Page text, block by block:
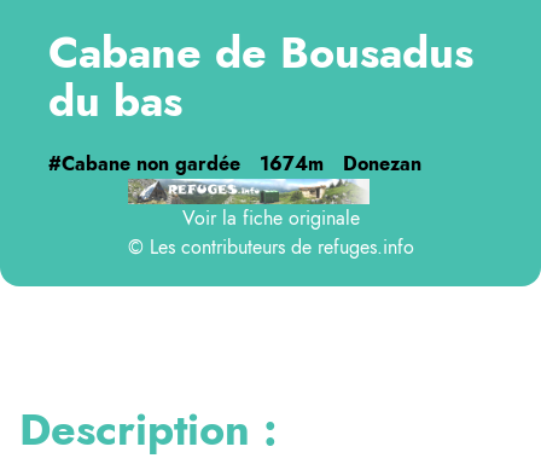
Cabane de Bousadus
du bas
#Cabane non gardée 1674m
Donezan
Voir la fiche originale
© Les contributeurs de refuges.info
Description :